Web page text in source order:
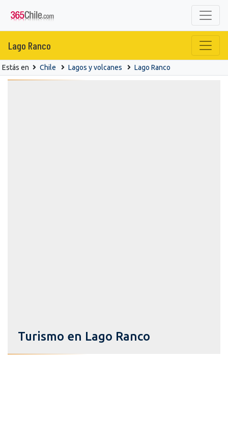
Lago Ranco
Estás en Chile Lagos y volcanes Lago Ranco
Turismo en Lago Ranco